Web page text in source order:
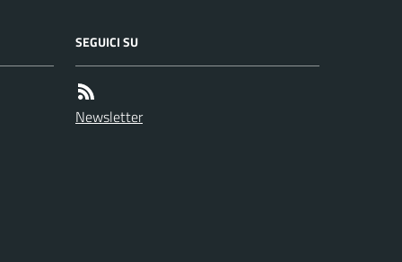
SEGUICI SU
Newsletter